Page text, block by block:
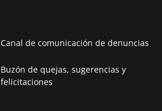
Canal de comunicación de denuncias
Buzón de quejas, sugerencias y
felicitaciones